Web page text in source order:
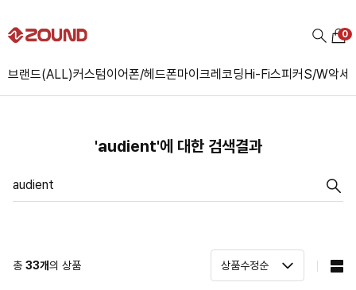
브랜드(ALL)커스텀이어폰/헤드폰마이크레코딩Hi-Fi스피커S/W악세
0
'audient'에 대한 검색결과
총 33개의 상품